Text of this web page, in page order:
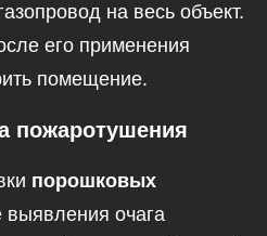
на весь объект.
его применения
помещение.
пожаротушения
порошковых
выявления очага